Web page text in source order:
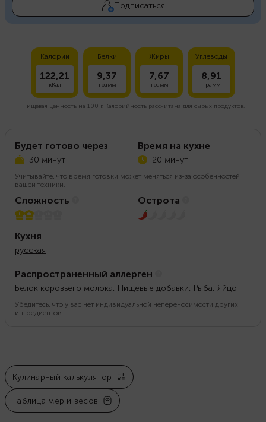
Подписаться
Калории
122,21
кКал
Белки
9,37
грамм
Жиры
7,67
грамм
Углеводы
8,91
грамм
Пищевая ценность на 100 г. Калорийность рассчитана для сырых продуктов.
Будет готово через
30 минут
Время на кухне
20 минут
Учитывайте, что время готовки может меняться из-за особенностей
вашей техники.
Сложность
2 из 5
Острота
1 из 5
Кухня
русская
Распространенный аллерген
Белок коровьего молока, Пищевые добавки, Рыба, Яйцо
Убедитесь, что у вас нет индивидуальной непереносимости других
ингредиентов.
Кулинарный калькулятор
Таблица мер и весов